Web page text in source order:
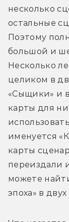
несколько
остальные
Поэтому
большой и
Несколько
целиком в
«Сыщики» и
карты для
именуется
карты
переиздали
можете
эпоха» в